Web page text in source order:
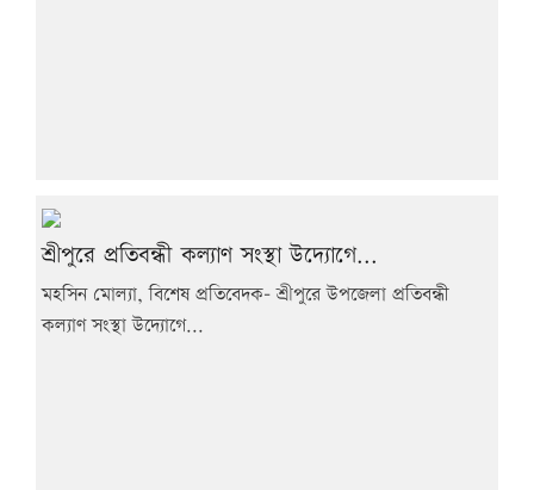
শ্রীপুরে প্রতিবন্ধী কল্যাণ সংস্থা উদ্যোগে...
মহসিন মোল্যা, বিশেষ প্রতিবেদক- শ্রীপুরে উপজেলা প্রতিবন্ধী
কল্যাণ সংস্থা উদ্যোগে...